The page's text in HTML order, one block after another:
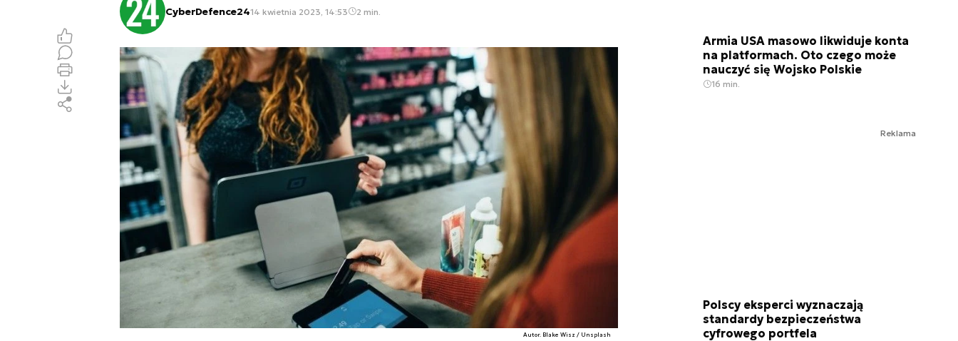
CyberDefence2414 kwietnia 2023, 14:53 2 min.
Autor. Blake Wisz / Unsplash
Armia USA masowo likwiduje konta
na platformach. Oto czego może
nauczyć się Wojsko Polskie
16 min.
Reklama
Polscy eksperci wyznaczają
standardy bezpieczeństwa
cyfrowego portfela